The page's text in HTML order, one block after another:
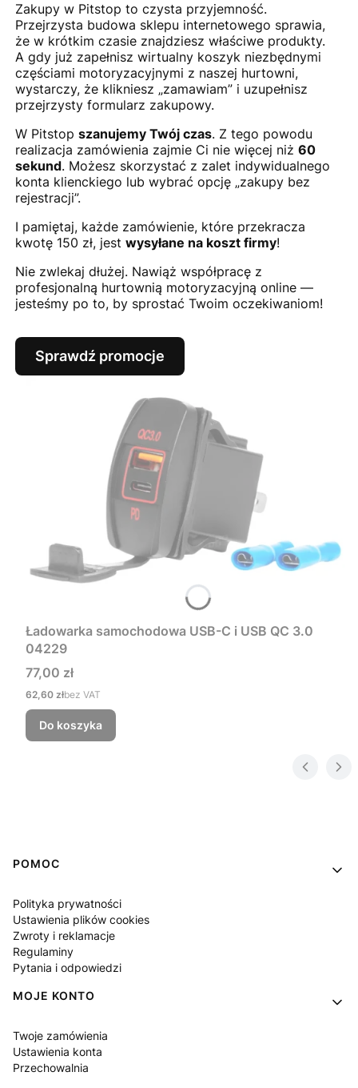
Zakupy w Pitstop to czysta przyjemność.
Przejrzysta budowa sklepu internetowego sprawia,
że w krótkim czasie znajdziesz właściwe produkty.
A gdy już zapełnisz wirtualny koszyk niezbędnymi
częściami motoryzacyjnymi z naszej hurtowni,
wystarczy, że klikniesz „zamawiam” i uzupełnisz
przejrzysty formularz zakupowy.
W Pitstop szanujemy Twój czas. Z tego powodu
realizacja zamówienia zajmie Ci nie więcej niż 60
sekund. Możesz skorzystać z zalet indywidualnego
konta klienckiego lub wybrać opcję „zakupy bez
rejestracji”.
I pamiętaj, każde zamówienie, które przekracza
kwotę 150 zł, jest wysyłane na koszt firmy!
Nie zwlekaj dłużej. Nawiąż współpracę z
profesjonalną hurtownią motoryzacyjną online —
jesteśmy po to, by sprostać Twoim oczekiwaniom!
Sprawdź promocje
Ładowarka samochodowa USB-C i USB QC 3.0
04229
Cena
77,00 zł
Cena
62,60 złbez VAT
Do koszyka
Linki w stopce
POMOC
Polityka prywatności
Ustawienia plików cookies
Zwroty i reklamacje
Regulaminy
Pytania i odpowiedzi
MOJE KONTO
Twoje zamówienia
Ustawienia konta
Przechowalnia